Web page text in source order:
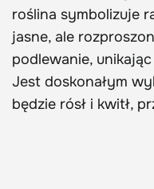
roślina symbolizuje
jasne, ale
podlewanie,
Jest doskonałym
będzie rósł i kwitł,